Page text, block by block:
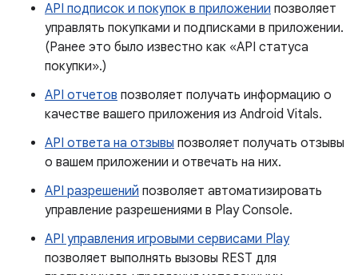
API подписок и покупок в приложении позволяет
управлять покупками и подписками в приложении.
(Ранее это было известно как «API статуса
покупки».)
API отчетов позволяет получать информацию о
качестве вашего приложения из Android Vitals.
API ответа на отзывы позволяет получать отзывы
о вашем приложении и отвечать на них.
API разрешений позволяет автоматизировать
управление разрешениями в Play Console.
API управления игровыми сервисами Play
позволяет выполнять вызовы REST для